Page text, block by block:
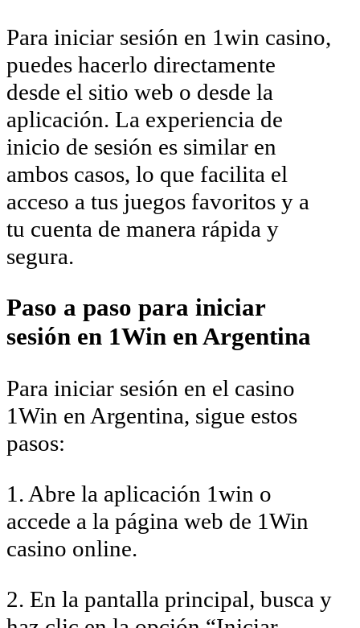
Para iniciar sesión en 1win casino,
puedes hacerlo directamente
desde el sitio web o desde la
aplicación. La experiencia de
inicio de sesión es similar en
ambos casos, lo que facilita el
acceso a tus juegos favoritos y a
tu cuenta de manera rápida y
segura.
Paso a paso para iniciar
sesión en 1Win en Argentina
Para iniciar sesión en el casino
1Win en Argentina, sigue estos
pasos:
1. Abre la aplicación 1win o
accede a la página web de 1Win
casino online.
2. En la pantalla principal, busca y